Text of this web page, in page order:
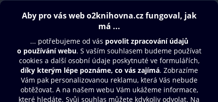
Obsah ke stažení
Moje O2 Knihovna
Další zábava